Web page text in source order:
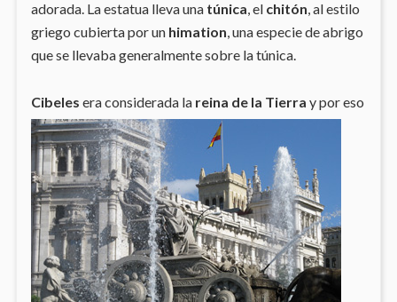
adorada. La estatua lleva una túnica, el chitón, al estilo
griego cubierta por un himation, una especie de abrigo
que se llevaba generalmente sobre la túnica.
Cibeles era considerada lareina de la Tierra y por eso